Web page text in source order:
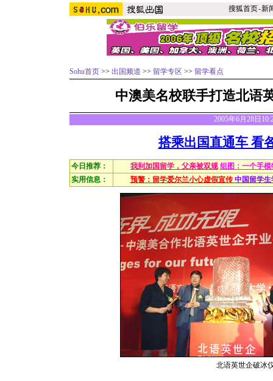
搜狐首页-新
Sohu首页 >> 出国频道 >> 留学专区 >> 留学看点
中澳美名校联手打造北语
2005年6月28日
搭乘出国直通车 看
今日推荐： 我到加国留学，父亲被双规 组图：一个手
实用信息：
预警：留学爱尔兰小心虚假宣传 中国留学
北语英世企破冰